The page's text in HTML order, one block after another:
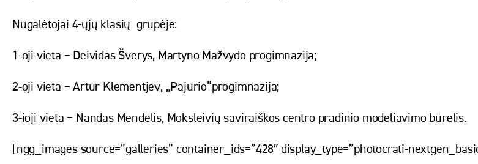
Nugalėtojai 4-ųjų klasių grupėje:
1-oji vieta ‒ Deividas Šverys, Martyno Mažvydo progimnazija;
2-oji vieta ‒ Artur Klementjev, „Pajūrio“progimnazija;
3-ioji vieta ‒ Nandas Mendelis, Moksleivių saviraiškos centro pradinio modeliavimo būrelis.
[ngg_images source=”galleries” container_ids=”428″ display_type=”photocrati-